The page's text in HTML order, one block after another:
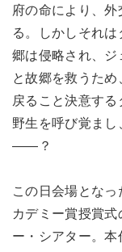
府の命により、
る。しかしそれ
郷は侵略され、
と故郷を救うた
戻ること決意す
野生を呼び覚ま
――？
この日会場とな
カデミー賞授賞
ー・シアター。